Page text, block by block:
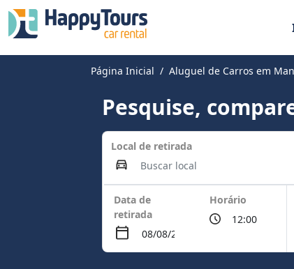
Página Inicial Aluguel de Carros em
Pesquise,
Local de retirada
Data de
retirada
Horário